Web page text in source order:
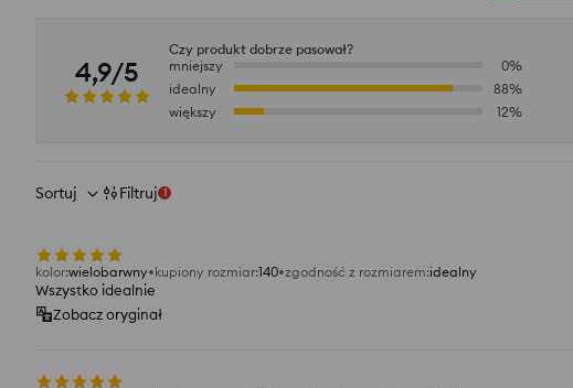
4,9/5
Czy produkt dobrze pasował?
mniejszy
0%
idealny
88%
większy
12%
Sortuj Filtruj 1
kolor:wielobarwny kupiony rozmiar:140 zgodność z rozmiarem:idealny
Wszystko idealnie
Zobacz oryginał